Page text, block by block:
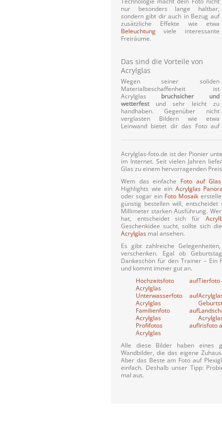
nur besonders lange haltbar,
sondern gibt dir auch in Bezug auf
zusätzliche Effekte wie etwa
Beleuchtungviele interessante
Freiräume.
Das sind die Vorteile von
Acrylglas
Wegen seiner soliden
Materialbeschaffenheit ist
Acrylglas bruchsicher und
wetterfestund sehr leicht zu
handhaben. Gegenüber nicht
verglasten Bildern wie etwa
Leinwand bietet dir das Foto auf
Acrylglas-foto.de ist der Pionier
im Internet. Seit vielen Jahren
Glas zu einem hervorragenden
Wem das einfache Foto auf Glas
Highlights wie ein Acrylglas
oder sogar ein Foto Mosaik
günstig bestellen will,
Millimeter starken Ausführung.
hat, entscheidet sich für
Geschenkidee sucht, sollte sich
Acrylglasmal ansehen.
Es gibt zahlreiche
verschenken. Egal ob
Dankeschön für den Trainer – Ein
und kommt immer gut an.
Hochzeitsfoto auf
Acrylglas
Tierfoto
Unterwasserfoto auf
Acrylglas
Familienfoto auf
Acrylglas
Profifotos auf
Acrylglas
Irisfoto
Alle diese Bilder haben eines
Wandbilder, die das eigene
Aber das Beste am Foto auf
einfach. Deshalb unser Tipp:
mal aus.